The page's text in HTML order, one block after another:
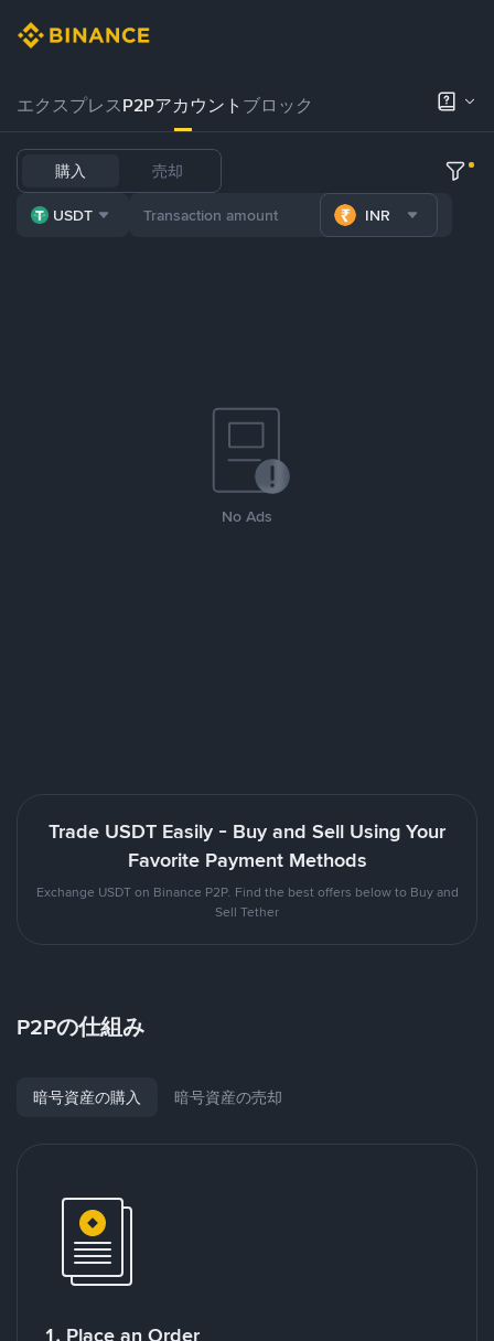
エクスプレスP2Pアカウント ブロック
購入 売却
USDT INR
No Ads
Trade USDT Easily - Buy and Sell Using Your
Favorite Payment Methods
Exchange USDT on Binance P2P. Find the best offers below to Buy and
Sell Tether
P2Pの仕組み
暗号資産の購入 暗号資産の売却
1. Place an Order